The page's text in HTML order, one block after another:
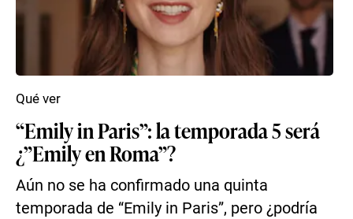
“Emily in Paris”: la temporada 5 será
¿”Emily en Roma”?
Aún no se ha confirmado una quinta
temporada de “Emily in Paris”, pero ¿podría
Qué ver